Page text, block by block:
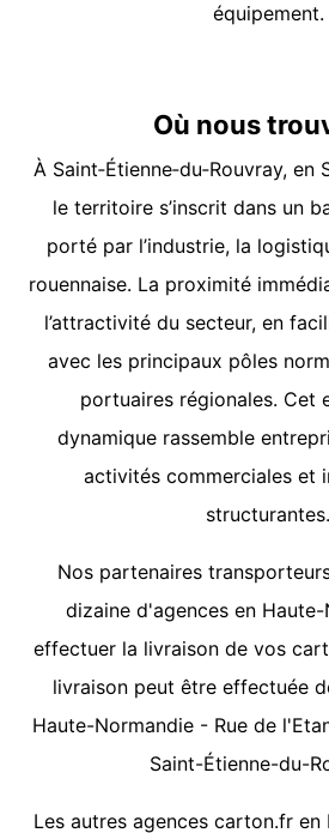
équipement.
Où nous
À Saint‑Étienne‑du‑Rouvray, en
le territoire s’inscrit dans un
porté par l’industrie, la
rouennaise. La proximité
l’attractivité du secteur, en
avec les principaux pôles
portuaires régionales. Cet
dynamique rassemble
activités commerciales et
structurantes.
Nos partenaires
dizaine d'agences en
effectuer la livraison de vos
livraison peut être effectuée
Haute-Normandie - Rue de
Saint-Étienne-du-
Les autres agences carton.fr en